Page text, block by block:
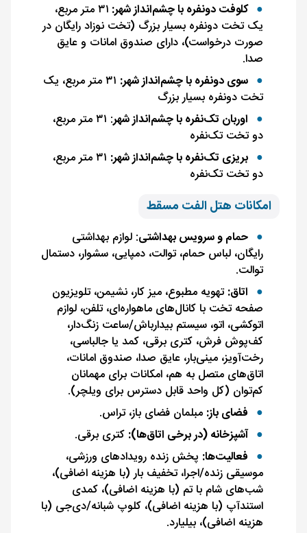
کلوفت دونفره با چشم‌انداز شهر:
۳۱ متر مربع،
یک تخت دونفره بسیار بزرگ (تخت نوزاد رایگان در
صورت درخواست)، دارای صندوق امانات و عایق
صدا.
سوی دونفره با چشم‌انداز شهر:
۳۱ متر مربع، یک
تخت دونفره بسیار بزرگ
اوربان تک‌نفره با چشم‌انداز شهر
: ۳۱ متر مربع،
دو تخت تک‌نفره
بریزی تک‌نفره با چشم‌انداز شهر:
۳۱ متر مربع،
دو تخت تک‌نفره
امکانات هتل الفت مسقط
حمام و سرویس بهداشتی: لوازم بهداشتی
رایگان، لباس حمام، توالت، دمپایی، سشوار، دستمال
توالت.
اتاق:تهویه مطبوع، میز کار، نشیمن، تلویزیون
صفحه تخت با کانال‌های ماهواره‌ای، تلفن، لوازم
اتوکشی، اتو، سیستم بیدارباش/ساعت زنگ‌دار،
کف‌پوش فرش، کتری برقی، کمد یا جالباسی،
رخت‌آویز، مینی‌بار، عایق صدا، صندوق امانات،
اتاق‌های متصل به هم، امکانات برای مهمانان
کم‌توان (کل واحد قابل دسترس برای ویلچر).
فضای باز: مبلمان فضای باز، تراس.
آشپزخانه (در برخی اتاق‌ها): کتری برقی.
فعالیت‌ها: پخش زنده رویدادهای ورزشی،
موسیقی زنده/اجرا، تخفیف بار (با هزینه اضافی)،
شب‌های شام با تم (با هزینه اضافی)، کمدی
استندآپ (با هزینه اضافی)، کلوپ شبانه/دی‌جی (با
هزینه اضافی)، بیلیارد.